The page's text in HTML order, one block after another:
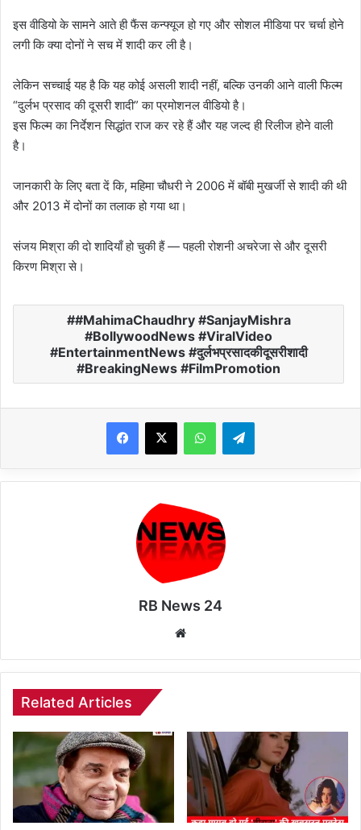
इस वीडियो के सामने आते ही फैंस कन्फ्यूज हो गए और सोशल मीडिया पर चर्चा होने
लगी कि क्या दोनों ने सच में शादी कर ली है।
लेकिन सच्चाई यह है कि यह कोई असली शादी नहीं, बल्कि उनकी आने वाली फिल्म
“दुर्लभ प्रसाद की दूसरी शादी” का प्रमोशनल वीडियो है।
इस फिल्म का निर्देशन सिद्धांत राज कर रहे हैं और यह जल्द ही रिलीज होने वाली
है।
जानकारी के लिए बता दें कि, महिमा चौधरी ने 2006 में बॉबी मुखर्जी से शादी की थी
और 2013 में दोनों का तलाक हो गया था।
संजय मिश्रा की दो शादियाँ हो चुकी हैं — पहली रोशनी अचरेजा से और दूसरी
किरण मिश्रा से।
#MahimaChaudhry #SanjayMishra
#BollywoodNews #ViralVideo
#EntertainmentNews #दुर्लभप्रसादकीदूसरीशादी
#BreakingNews #FilmPromotion
WhatsAppTelegram
RB News 24
Related Articles